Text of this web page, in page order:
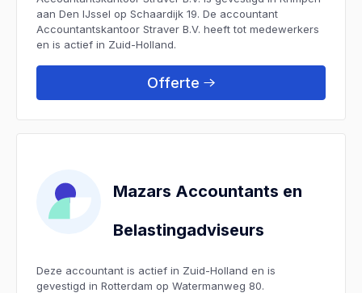
aan Den IJssel op Schaardijk 19. De accountant
Accountantskantoor Straver B.V. heeft tot medewerkers
en is actief in Zuid-Holland.
Offerte
Mazars Accountants en
Belastingadviseurs
Deze accountant is actief in Zuid-Holland en is
gevestigd in Rotterdam op Watermanweg 80.